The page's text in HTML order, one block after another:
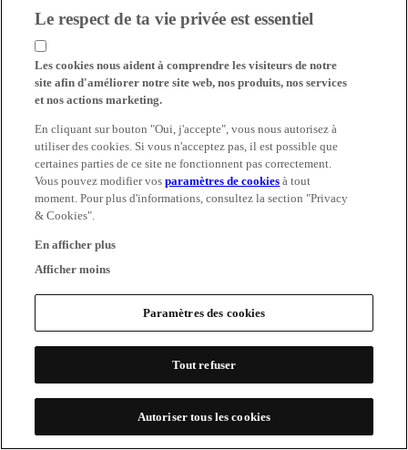
Le respect de ta vie privée est essentiel
Les cookies nous aident à comprendre les visiteurs de notre
site afin d'améliorer notre site web, nos produits, nos services
et nos actions marketing.
En cliquant sur bouton "Oui, j'accepte", vous nous autorisez à
utiliser des cookies. Si vous n'acceptez pas, il est possible que
certaines parties de ce site ne fonctionnent pas correctement.
Vous pouvez modifier vosparamètres de cookies à tout
moment. Pour plus d'informations, consultez la section "Privacy
& Cookies".
En afficher plus
Afficher moins
Paramètres des cookies
Tout refuser
Autoriser tous les cookies